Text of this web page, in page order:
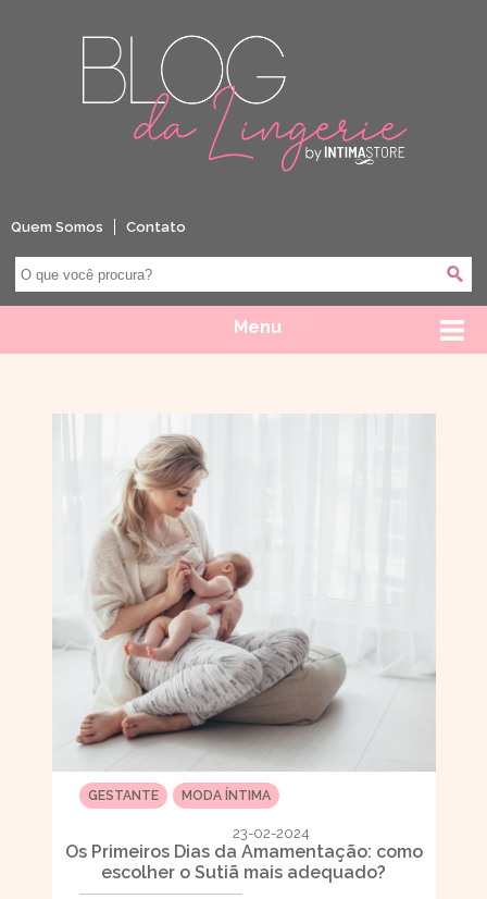
Quem Somos Contato
Menu
GESTANTE MODA ÍNTIMA
23-02-2024
Os Primeiros Dias da Amamentação: como
escolher o Sutiã mais adequado?